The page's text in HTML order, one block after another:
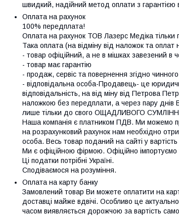
швидкий, надійний метод оплати з
Оплата на рахунок
100% передплата!
Оплата на рахунок ТОВ Лазерс Медіка тільки
Така оплата (на відміну від наложок та оплат
- товар офіційний, а не в мішках завезений в
- товар має гарантію
- продаж, сервіс та повернення згідно
- відповідальна особа-Продавець- це
відповідальність, на від міну від Петрова
наложкою без передплати, а через пару днів
лише тільки до свого ОЩАДЛИВОГО
Наша компанія є платником ПДВ. Ми можемо
на розрахунковий рахунок нам необхідно
особа. Весь товар поданий на сайті у
Ми є офіційною фірмою. Офіційно імпортуємо
Ці податки потрібні Україні.
Сподіваємося на розуміння.
Оплата на карту банку
Замовлений товар Ви можете оплатити на
доставці майже вдвічі. Особливо це
часом виявляється дорожчою за вартість